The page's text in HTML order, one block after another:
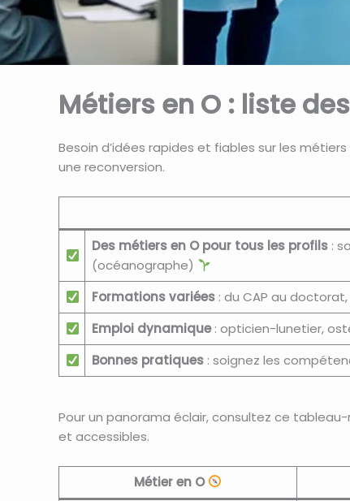
Métiers en O : liste
Besoin d’idées rapides et fiables sur les
une reconversion.
Des métiers en O pour tous les profils:
(océanographe)
Formations variées: du CAP au
Emploi dynamique: opticien-lunetier,
Bonnes pratiques: soignez les
Pour un panorama éclair, consultez ce
et accessibles.
Métier en O